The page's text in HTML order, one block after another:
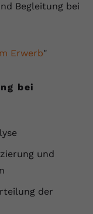
Begleitung bei
Erwerb"
bei
und
der